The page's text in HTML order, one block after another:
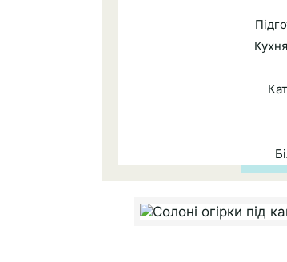
Кухня